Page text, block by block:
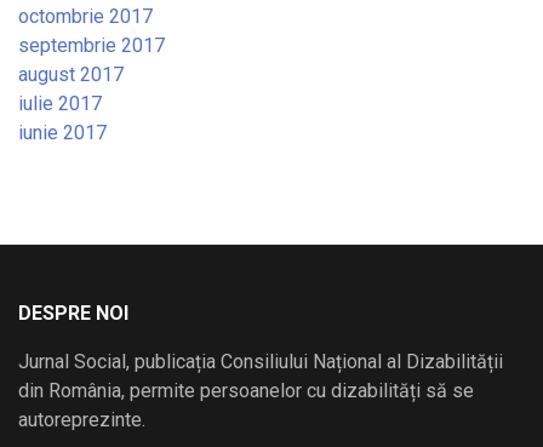
octombrie 2017
septembrie 2017
august 2017
iulie 2017
iunie 2017
DESPRE NOI
Jurnal Social, publicația Consiliului Național al Dizabilității
din România, permite persoanelor cu dizabilități să se
autoreprezinte.